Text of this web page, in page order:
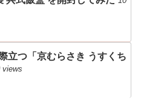
立つ「京むらさき うすくち
views